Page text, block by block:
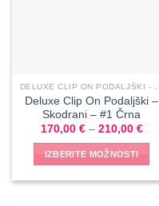
Deluxe Clip On Podaljški –
Skodrani – #1 Črna
170,00 €– 210,00 €
IZBERITE MOŽNOSTI